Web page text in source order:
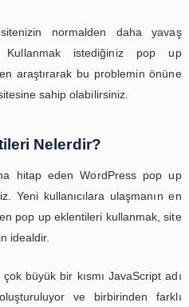
çeşitli pop up’lar
Nelere Dikkat
daha fazla kazanç
popülerliğinizi
bazı
karşılaşabilirsiniz.
uzak durmalısınız.
engellenebilirsiniz.
up’lara karşıdır.